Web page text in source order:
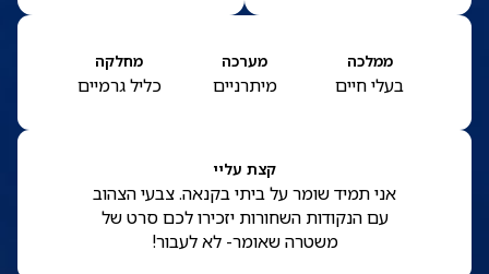
ממלכה
בעלי חיים
מערכה
מיתרניים
מחלקה
כליל גרמיים
קצת עליי
אני תמיד שומר על ביתי בקנאה. צבעי הצהוב
עם הנקודות השחורות יזכירו לכם סרט של
משטרה שאומר- לא לעבור!